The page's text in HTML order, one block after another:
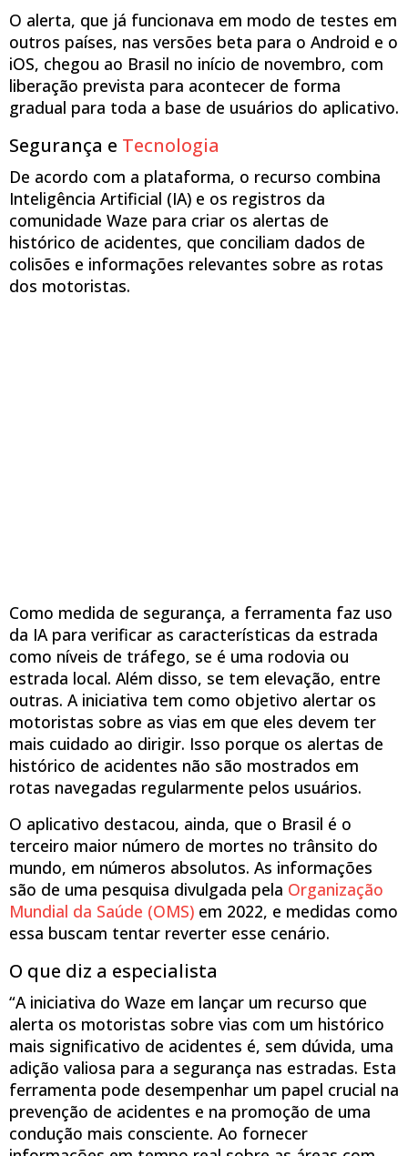
O alerta, que já funcionava em modo de testes em
outros países, nas versões beta para o Android e o
iOS, chegou ao Brasil no início de novembro, com
liberação prevista para acontecer de forma
gradual para toda a base de usuários do aplicativo.
Segurança e Tecnologia
De acordo com a plataforma, o recurso combina
Inteligência Artificial (IA) e os registros da
comunidade Waze para criar os alertas de
histórico de acidentes, que conciliam dados de
colisões e informações relevantes sobre as rotas
dos motoristas.
Como medida de segurança, a ferramenta faz uso
da IA para verificar as características da estrada
como níveis de tráfego, se é uma rodovia ou
estrada local. Além disso, se tem elevação, entre
outras. A iniciativa tem como objetivo alertar os
motoristas sobre as vias em que eles devem ter
mais cuidado ao dirigir. Isso porque os alertas de
histórico de acidentes não são mostrados em
rotas navegadas regularmente pelos usuários.
O aplicativo destacou, ainda, que o Brasil é o
terceiro maior número de mortes no trânsito do
mundo, em números absolutos. As informações
são de uma pesquisa divulgada pela Organização
Mundial da Saúde (OMS) em 2022, e medidas como
essa buscam tentar reverter esse cenário.
O que diz a especialista
“A iniciativa do Waze em lançar um recurso que
alerta os motoristas sobre vias com um histórico
mais significativo de acidentes é, sem dúvida, uma
adição valiosa para a segurança nas estradas. Esta
ferramenta pode desempenhar um papel crucial na
prevenção de acidentes e na promoção de uma
condução mais consciente. Ao fornecer